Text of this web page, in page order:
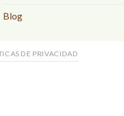
Blog
DE PRIVACIDAD